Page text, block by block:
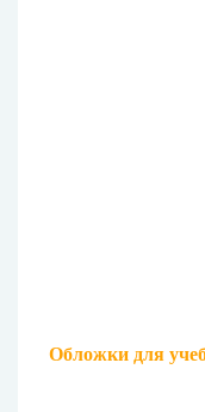
Обложки для